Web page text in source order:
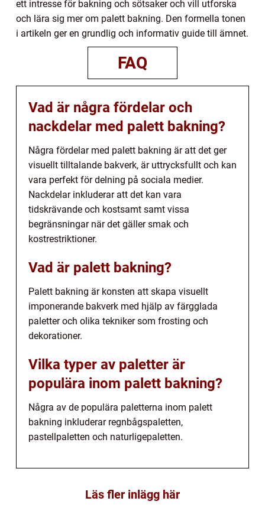
ett intresse för bakning och sötsaker och vill utforska
och lära sig mer om palett bakning. Den formella tonen
i artikeln ger en grundlig och informativ guide till ämnet.
FAQ
Vad är några fördelar och
nackdelar med palett bakning?
Några fördelar med palett bakning är att det ger
visuellt tilltalande bakverk, är uttrycksfullt och kan
vara perfekt för delning på sociala medier.
Nackdelar inkluderar att det kan vara
tidskrävande och kostsamt samt vissa
begränsningar när det gäller smak och
kostrestriktioner.
Vad är palett bakning?
Palett bakning är konsten att skapa visuellt
imponerande bakverk med hjälp av färgglada
paletter och olika tekniker som frosting och
dekorationer.
Vilka typer av paletter är
populära inom palett bakning?
Några av de populära paletterna inom palett
bakning inkluderar regnbågspaletten,
pastellpaletten och naturligepaletten.
Läs fler inlägg här